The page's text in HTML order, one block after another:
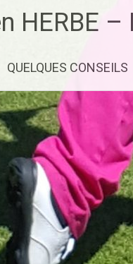
HERBE
QUELQUES CONSEILS